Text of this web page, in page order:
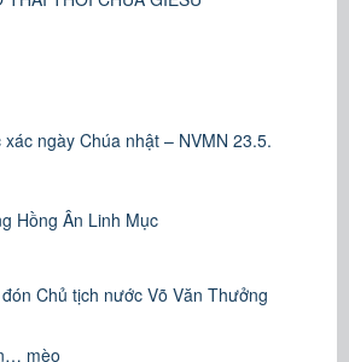
xác ngày Chúa nhật – NVMN 23.5.
Hồng Ân Linh Mục
Chủ tịch nước Võ Văn Thưởng
mèo